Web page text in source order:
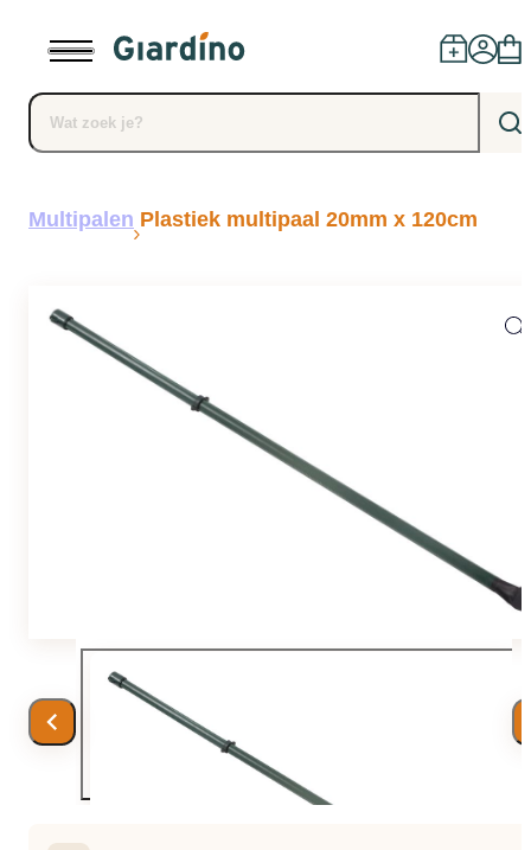
Producten
Installatie
Missie en visie
Geschiedenis
Multipalen Plastiek multipaal 20mm x 120cm